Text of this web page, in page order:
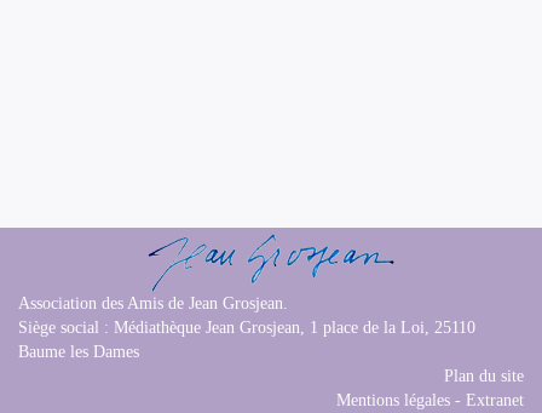
Association des Amis de Jean Grosjean.
Siège social : Médiathèque Jean Grosjean, 1 place de la Loi, 25110
Baume les Dames
Plan du site
Mentions légales - Extranet